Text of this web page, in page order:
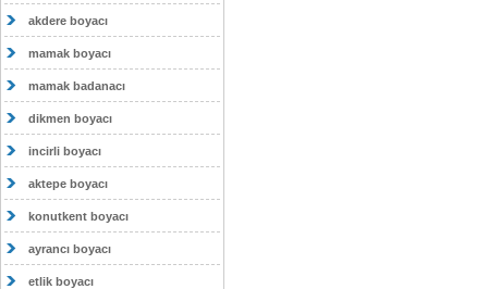
akdere boyacı
mamak boyacı
mamak badanacı
dikmen boyacı
incirli boyacı
aktepe boyacı
konutkent boyacı
ayrancı boyacı
etlik boyacı